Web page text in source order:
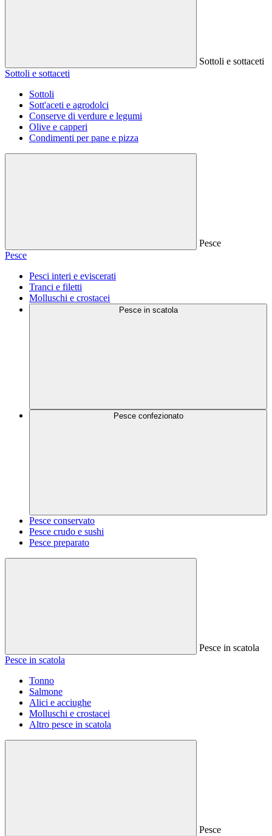
Sottoli e sottaceti
Sottoli e sottaceti
Sottoli
Sott'aceti e agrodolci
Conserve di verdure e legumi
Olive e capperi
Condimenti per pane e pizza
Pesce
Pesce
Pesci interi e eviscerati
Tranci e filetti
Molluschi e crostacei
Pesce in scatola
Pesce confezionato
Pesce conservato
Pesce crudo e sushi
Pesce preparato
Pesce in scatola
Pesce in scatola
Tonno
Salmone
Alici e acciughe
Molluschi e crostacei
Altro pesce in scatola
Pesce